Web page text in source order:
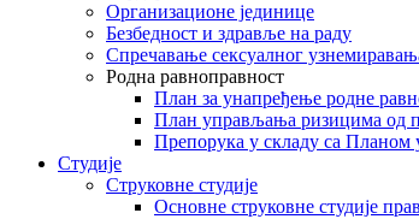
Организационе јединице
Безбедност и здравље на раду
Спречавање сексуалног
Родна равноправност
План за унапређење родне
План управљања ризицима од
Препорука у складу са
Студије
Струковне студије
Основне струковне студије